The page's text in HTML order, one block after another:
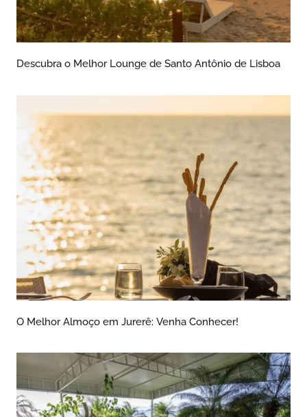
Descubra o Melhor Lounge de Santo Antônio de Lisboa
O Melhor Almoço em Jurerê: Venha Conhecer!